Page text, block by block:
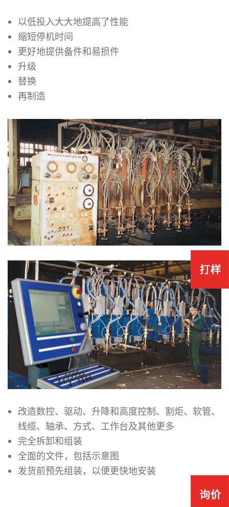
以低投入大大地提高了性能
缩短停机时间
更好地提供备件和易损件
升级
替换
再制造
改造数控、驱动、升降和高度控制、割炬、软管、
线缆、轴承、方式、工作台及其他更多
完全拆卸和组装
全面的文件，包括示意图
发货前预先组装，以便更快地安装